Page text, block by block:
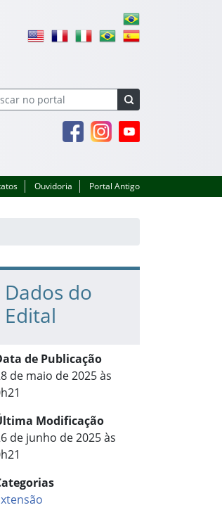
FacebookInstagramYoutube
Ouvidoria Portal Antigo
Dados do
Edital
de Publicação
de maio de 2025 às
Modificação
de junho de 2025 às